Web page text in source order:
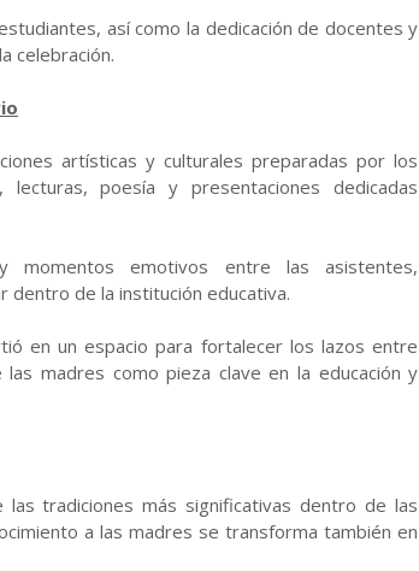
así como la dedicación de docentes y
celebración.
artísticas y culturales preparadas por los
lecturas, poesía y presentaciones dedicadas
momentos emotivos entre las asistentes,
dentro de la institución educativa.
en un espacio para fortalecer los lazos entre
madres como pieza clave en la educación y
tradiciones más significativas dentro de las
a las madres se transforma también en